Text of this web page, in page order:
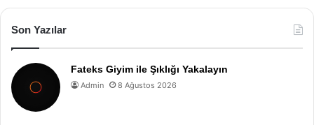
Son Yazılar
Fateks Giyim ile Şıklığı Yakalayın
Admin 8 Ağustos 2026